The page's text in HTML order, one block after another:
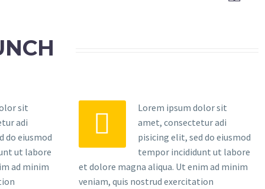
sit
adi
do eiusmod
ut labore
ad minim


Lorem ipsum dolor sit
amet, consectetur adi
pisicing elit, sed do eiusmod
tempor incididunt ut labore
et dolore magna aliqua. Ut enim ad minim
veniam, quis nostrud exercitation